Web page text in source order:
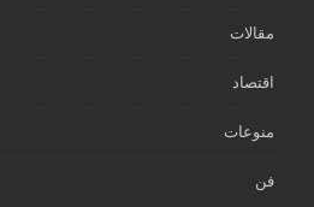
مقالات
اقتصاد
منوعات
فن